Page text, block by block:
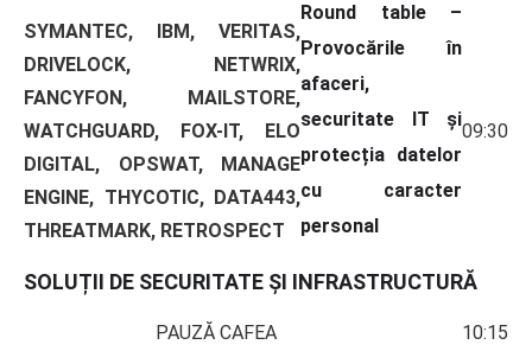
SYMANTEC, IBM, VERITAS,
DRIVELOCK, NETWRIX,
FANCYFON, MAILSTORE,
WATCHGUARD, FOX-IT, ELO
DIGITAL, OPSWAT, MANAGE
ENGINE, THYCOTIC, DATA443,
THREATMARK, RETROSPECT
Round table –
Provocările în
afaceri,
securitate IT și
protecția datelor
cu caracter
personal
09:30
SOLUȚII DE SECURITATE ȘI INFRASTRUCTURĂ
PAUZĂ CAFEA 10:15